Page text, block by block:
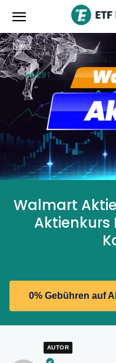
Walmart
Aktienkurs
0% Gebühren auf
News
AUTOR